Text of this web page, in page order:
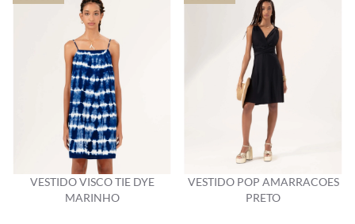
VESTIDO VISCO TIE DYE
MARINHO
VESTIDO POP AMARRACOES
PRETO